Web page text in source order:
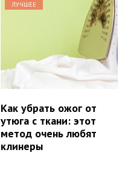
ЛУЧШЕЕ
Как убрать ожог от
утюга с ткани: этот
метод очень любят
клинеры